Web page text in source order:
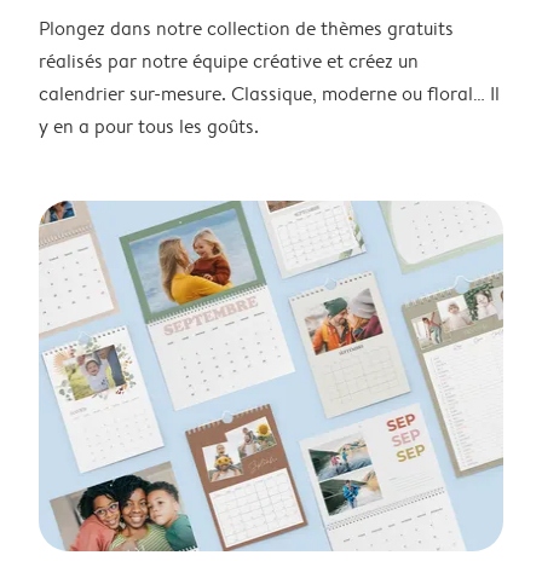
Plongez dans notre collection de thèmes gratuits
réalisés par notre équipe créative et créez un
calendrier sur-mesure. Classique, moderne ou floral… Il
y en a pour tous les goûts.